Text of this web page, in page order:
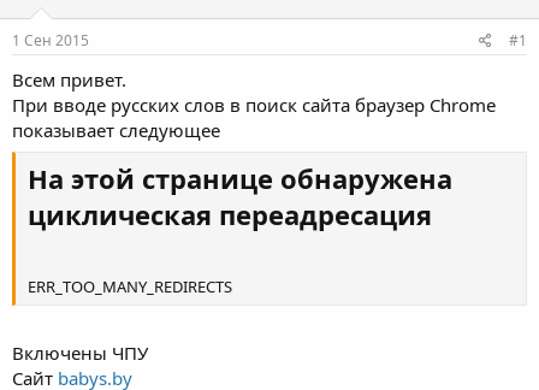
е
м
ы
л
1 Сен 2015 #1
Всем привет.
При вводе русских слов в поиск сайта браузер Chrome
показывает следующее
На этой странице обнаружена
циклическая переадресация
ERR_TOO_MANY_REDIRECTS
Включены ЧПУ
Сайт babys.by